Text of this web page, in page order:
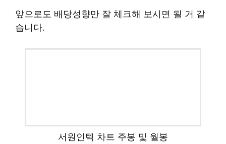
앞으로도 배당성향만 잘 체크해 보시면 될 거 같
습니다.
서원인텍 차트 주봉 및 월봉